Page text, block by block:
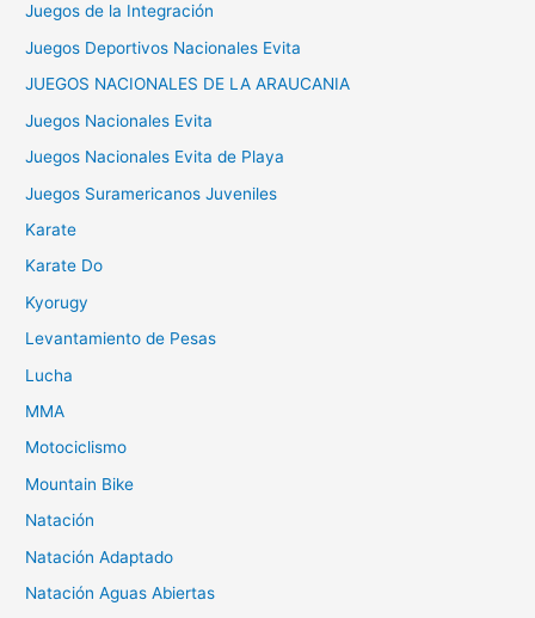
Juegos de la Integración
Juegos Deportivos Nacionales Evita
JUEGOS NACIONALES DE LA ARAUCANIA
Juegos Nacionales Evita
Juegos Nacionales Evita de Playa
Juegos Suramericanos Juveniles
Karate
Karate Do
Kyorugy
Levantamiento de Pesas
Lucha
MMA
Motociclismo
Mountain Bike
Natación
Natación Adaptado
Natación Aguas Abiertas